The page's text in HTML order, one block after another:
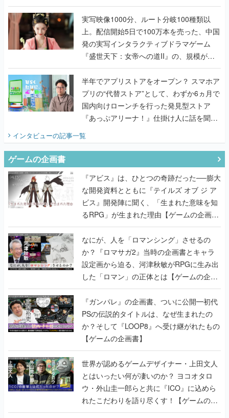
『TATSUJIN EXTREME』で初タッグを組
んだレジェンド2人に訊く開発秘話
実写映像1000分、ルート分岐100種類以
上。配信開始5日で100万本を売った、中国
発の実写インタラクティブドラマゲーム
『盛世天下：女帝への道II』の、規模が違
うこだわりをプロデューサーに聞いた
半年でアプリストアをオープン？ スマホア
プリの“代替ストア”として、わずか6ヵ月で
国内向けローンチを行った発見型ストア
『あっぷアリーナ！』仕掛け人に話を聞い
インタビューの記事一覧
ゲームの企画書
『アビス』は、ひとつの奇跡だった──膨大
な開発資料とともに『テイルズ オブ ジ ア
ビス』開発陣に聞く、「生まれた意味を知
るRPG」が生まれた理由【ゲームの企画
書】
なにが、人を「ロマンシング」させるの
か？『ロマサガ2』当時の企画書とキャラ
設定画から迫る、河津秋敏がRPGに生み出
した「ロマン」の正体とは【ゲームの企画
書】
『ガンパレ』の企画書、ついに公開━初代
PSの伝説的タイトルは、なぜ生まれたの
か？そして『LOOP8』へ受け継がれたもの
【ゲームの企画書】
世界が認めるゲームデザイナー・上田文人
とはいったい何が凄いのか？ ヨコオタロ
ウ・外山圭一郎らと共に『ICO』に込めら
れたこだわりを語り尽くす！【ゲームの企
画書】